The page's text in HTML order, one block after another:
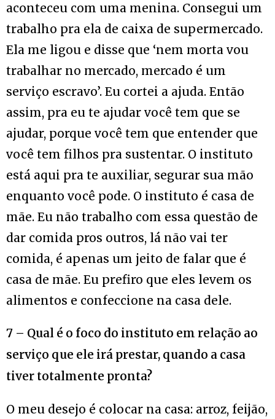
aconteceu com uma menina. Consegui um
trabalho pra ela de caixa de supermercado.
Ela me ligou e disse que ‘nem morta vou
trabalhar no mercado, mercado é um
serviço escravo’. Eu cortei a ajuda. Então
assim, pra eu te ajudar você tem que se
ajudar, porque você tem que entender que
você tem filhos pra sustentar. O instituto
está aqui pra te auxiliar, segurar sua mão
enquanto você pode. O instituto é casa de
mãe. Eu não trabalho com essa questão de
dar comida pros outros, lá não vai ter
comida, é apenas um jeito de falar que é
casa de mãe. Eu prefiro que eles levem os
alimentos e confeccione na casa dele.
7 – Qual é o foco do instituto em relação ao
serviço que ele irá prestar, quando a casa
tiver totalmente pronta?
O meu desejo é colocar na casa: arroz, feijão,